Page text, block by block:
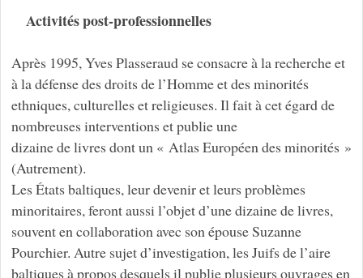
Activités post-professionnelles
Après 1995, Yves Plasseraud se consacre à la recherche et
à la défense des droits de l’Homme et des minorités
ethniques, culturelles et religieuses. Il fait à cet égard de
nombreuses interventions et publie une
dizaine de livres dont un « Atlas Européen des minorités »
(Autrement).
Les États baltiques, leur devenir et leurs problèmes
minoritaires, feront aussi l’objet d’une dizaine de livres,
souvent en collaboration avec son épouse Suzanne
Pourchier. Autre sujet d’investigation, les Juifs de l’aire
baltiques à propos desquels il publie plusieurs ouvrages en